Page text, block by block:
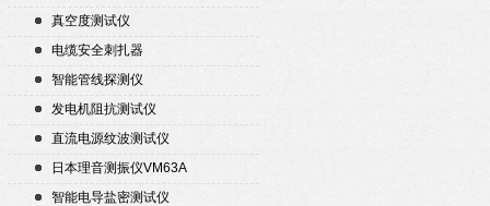
真空度测试仪
电缆安全刺扎器
智能管线探测仪
发电机阻抗测试仪
直流电源纹波测试仪
日本理音测振仪VM63A
智能电导盐密测试仪